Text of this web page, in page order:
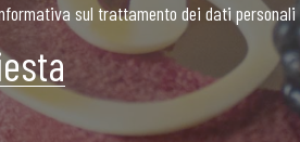
sul trattamento dei dati personali